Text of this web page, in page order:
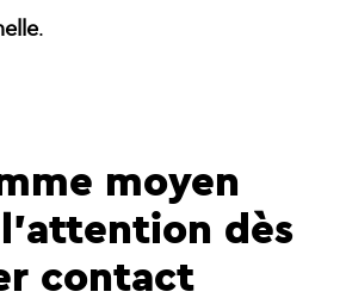
.
moyen
dès
contact